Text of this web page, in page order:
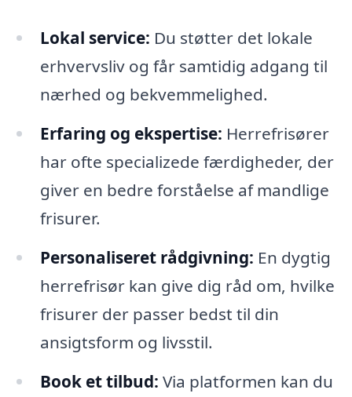
Lokal service: Du støtter det lokale
erhvervsliv og får samtidig adgang til
nærhed og bekvemmelighed.
Erfaring og ekspertise: Herrefrisører
har ofte specializede færdigheder, der
giver en bedre forståelse af mandlige
frisurer.
Personaliseret rådgivning: En dygtig
herrefrisør kan give dig råd om, hvilke
frisurer der passer bedst til din
ansigtsform og livsstil.
Book et tilbud: Via platformen kan du